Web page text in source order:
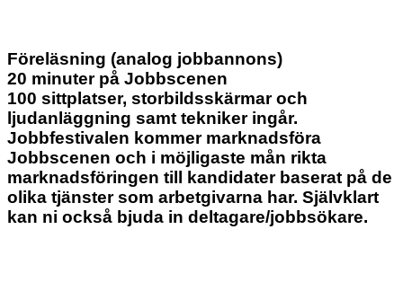
Föreläsning (analog jobbannons)
20 minuter på Jobbscenen
100 sittplatser, storbildsskärmar och
ljudanläggning samt tekniker ingår.
Jobbfestivalen kommer marknadsföra
Jobbscenen och i möjligaste mån rikta
marknadsföringen till kandidater baserat på de
olika tjänster som arbetgivarna har. Självklart
kan ni också bjuda in deltagare/jobbsökare.